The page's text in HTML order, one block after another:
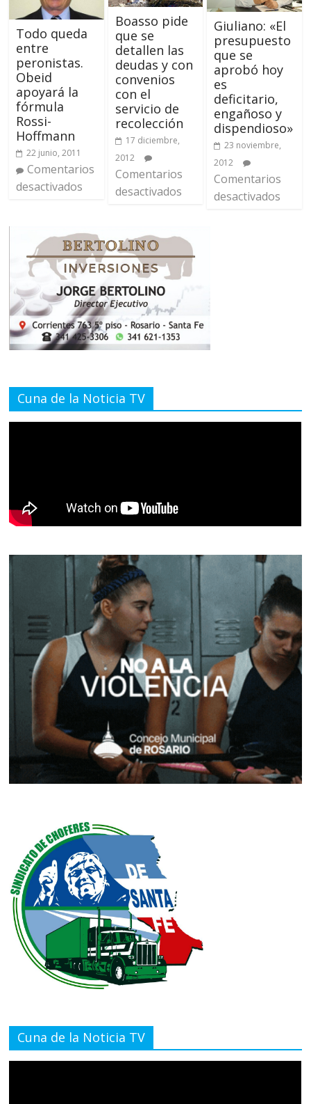
Todo queda
entre
peronistas.
Obeid
apoyará la
fórmula
Rossi-
Hoffmann
22 junio, 2011
Comentarios
desactivados
Boasso pide
que se
detallen las
deudas y con
convenios
con el
servicio de
recolección
17 diciembre,
2012
Comentarios
desactivados
Giuliano: «El
presupuesto
que se
aprobó hoy
es
deficitario,
engañoso y
dispendioso»
23 noviembre,
2012
Comentarios
desactivados
Cuna de la Noticia TV
Cuna de la Noticia TV